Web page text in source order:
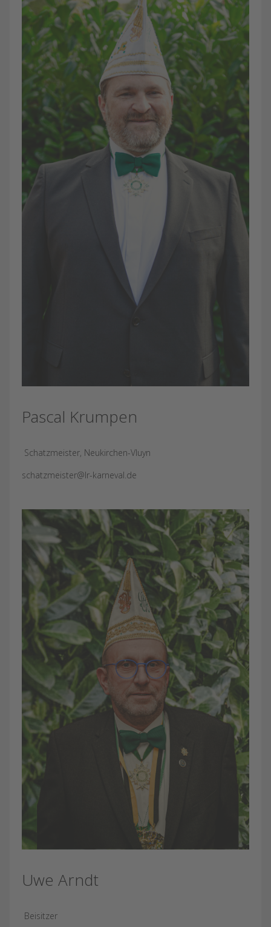
Pascal Krumpen
Schatzmeister, Neukirchen-Vluyn
schatzmeister@lr-karneval.de
Uwe Arndt
Beisitzer